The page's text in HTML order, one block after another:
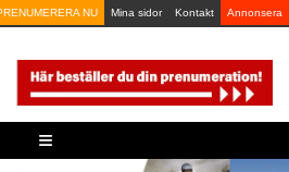
NU Mina sidor Kontakt Annonsera
≡